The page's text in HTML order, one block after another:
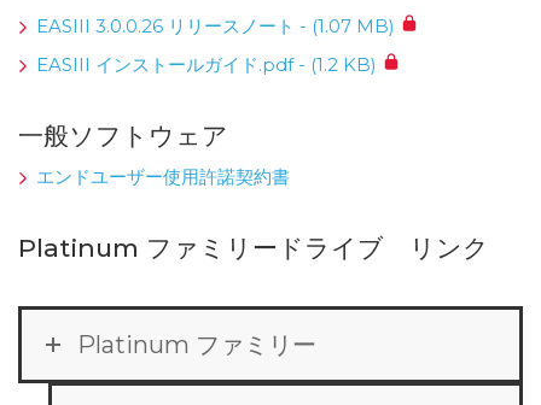
EASIII 3.0.0.26 リリースノート - (1.07 MB)
EASIII インストールガイド.pdf - (1.2 KB)
一般ソフトウェア
エンドユーザー使用許諾契約書
Platinum ファミリードライブ リンク
Platinum ファミリー